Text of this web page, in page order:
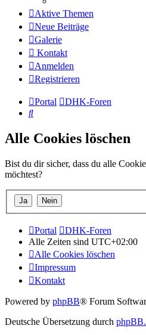
Aktive Themen
Neue Beiträge
Galerie
Kontakt
Anmelden
Registrieren
Portal
DHK-Foren
Suche
Alle Cookies löschen
Bist du dir sicher, dass du alle
möchtest?
Portal
DHK-Foren
Alle Zeiten sind UTC+02:00
Alle Cookies löschen
Impressum
Kontakt
Powered by phpBB® Forum
Deutsche Übersetzung durch